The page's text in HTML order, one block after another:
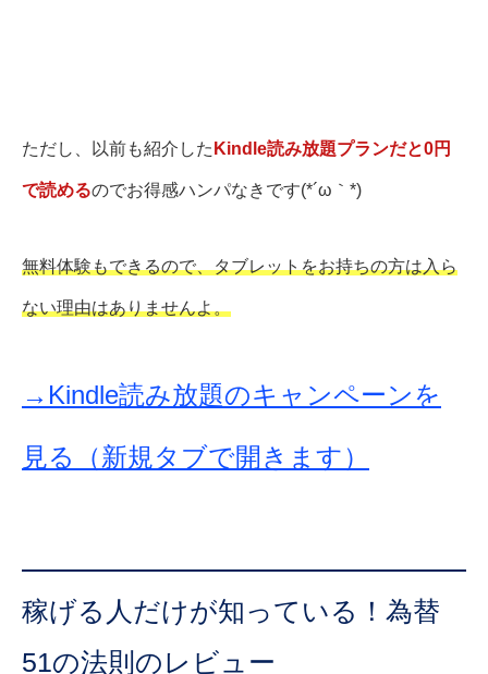
ただし、以前も紹介した Kindle読み放題プランだと0円
で読めるのでお得感ハンパなきです(*´ω｀*)
無料体験もできるので、タブレットをお持ちの方は入ら
ない理由はありませんよ。
→Kindle読み放題のキャンペーンを
見る（新規タブで開きます）
稼げる人だけが知っている！為替
51の法則のレビュー